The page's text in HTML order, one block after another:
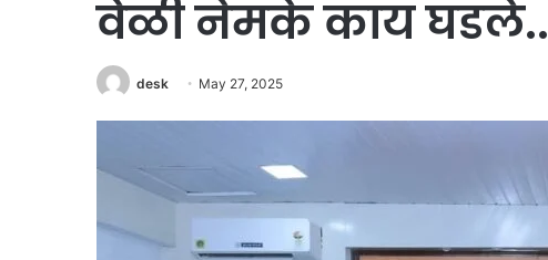
वेळी नेमके काय घडले..
desk May 27, 2025